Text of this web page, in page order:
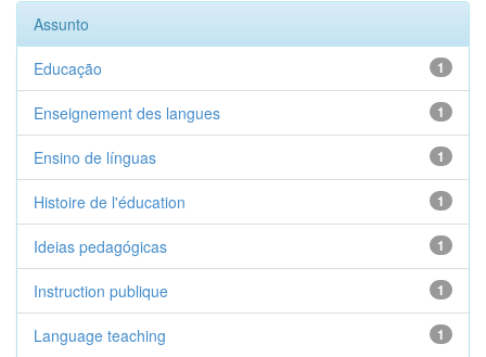
Assunto
1
Educação
1
Enseignement des langues
1
Ensino de línguas
1
Histoire de l'éducation
1
Ideias pedagógicas
1
Instruction publique
1
Language teaching